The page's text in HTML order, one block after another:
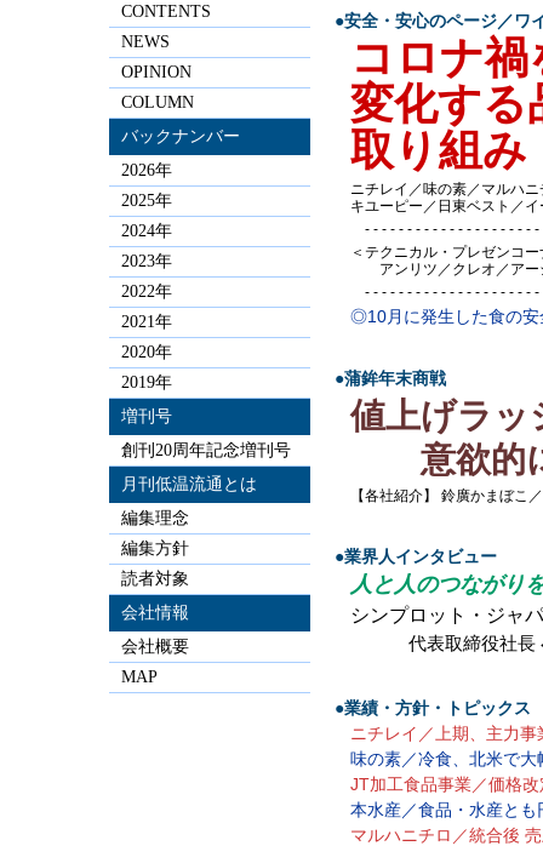
●安全・安心のページ／ワ
コロナ禍
変化する
取り組み
ニチレイ／味の素／マルハ
キユーピー／日東ベスト／
- - - - - - - - - - - - - - - - - - - - -
＜テクニカル・プレゼンコ
アンリツ／クレオ／アー
- - - - - - - - - - - - - - - - - - - - -
◎10月に発生した食の安
●蒲鉾年末商戦
値上げラッ
意欲的
【各社紹介】 鈴廣かまぼこ
●業界人インタビュー
人と人のつながり
シンプロット・ジャ
代表取締役社長
●業績・方針・トピックス
ニチレイ／上期、主力
味の素／冷食、北米で大
JT加工食品事業／価格
本水産／食品・水産とも
マルハニチロ／統合後
CONTENTS
NEWS
OPINION
COLUMN
バックナンバー
2026年
2025年
2024年
2023年
2022年
2021年
2020年
2019年
増刊号
創刊20周年記念増刊号
月刊低温流通とは
編集理念
編集方針
読者対象
会社情報
会社概要
MAP